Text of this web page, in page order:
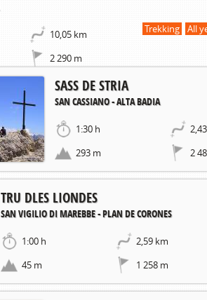
10,05 km
2 290 m
Trekking All
SASS DE STRIA
SAN CASSIANO - ALTA BADIA
1:30 h
293 m
2
TRU DLES LIONDES
SAN VIGILIO DI MAREBBE - PLAN DE CORONES
1:00 h
2,59 km
45 m
1 258 m